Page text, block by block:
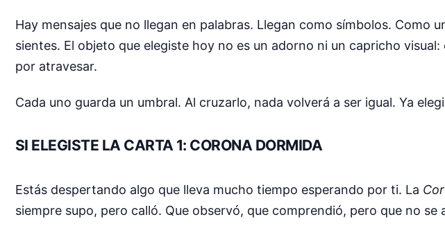
Hay mensajes que no llegan en palabras. Llegan como símbolos. Como
sientes. El objeto que elegiste hoy no es un adorno ni un capricho
por atravesar.
Cada uno guarda un umbral. Al cruzarlo, nada volverá a ser igual. Ya
SI ELEGISTE LA CARTA 1: CORONA DORMIDA
Estás despertando algo que lleva mucho tiempo esperando por ti. La
siempre supo, pero calló. Que observó, que comprendió, pero que no